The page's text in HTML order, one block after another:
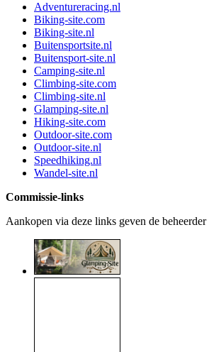
Adventureracing.nl
Biking-site.com
Biking-site.nl
Buitensportsite.nl
Buitensport-site.nl
Camping-site.nl
Climbing-site.com
Climbing-site.nl
Glamping-site.nl
Hiking-site.com
Outdoor-site.com
Outdoor-site.nl
Speedhiking.nl
Wandel-site.nl
Commissie-links
Aankopen via deze links geven de